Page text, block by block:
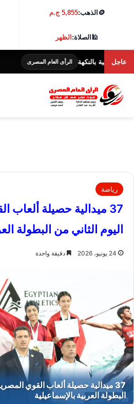
🪙 الذهب:5,855 ج.م
🕌الصلاة:الظهر
عاجل الرأى العام المصرى الجريش
رياضة
37 ميدالية حصيلة ألعاب
اليوم الثاني من البطولة
24 يونيو، 2026 دقيقة واحدة
ألعاب القوي